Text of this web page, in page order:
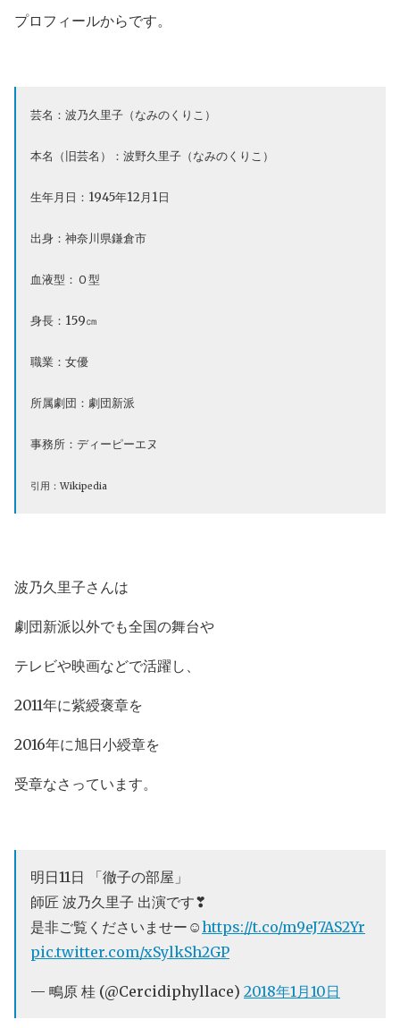
プロフィールからです。
芸名：波乃久里子（なみのくりこ）
本名（旧芸名）：波野久里子（なみのくりこ）
生年月日：1945年12月1日
出身：神奈川県鎌倉市
血液型：Ｏ型
身長：159㎝
職業：女優
所属劇団：劇団新派
事務所：ディーピーエヌ
引用：Wikipedia
波乃久里子さんは
劇団新派以外でも全国の舞台や
テレビや映画などで活躍し、
2011年に紫綬褒章を
2016年に旭日小綬章を
受章なさっています。
明日11日 「徹子の部屋」
師匠 波乃久里子 出演です❣
是非ご覧くださいませー☺https://t.co/m9eJ7AS2Yr
pic.twitter.com/xSylkSh2GP
— 鴫原 桂 (@Cercidiphyllace) 2018年1月10日